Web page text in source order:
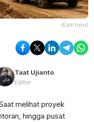
(Edit foto)
Taat Ujianto
Editor
melihat proyek
hingga pusat